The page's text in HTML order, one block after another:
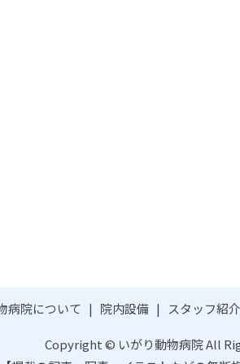
病院について 院内設備 スタッフ紹介
Copyright © いがり動物病院 All